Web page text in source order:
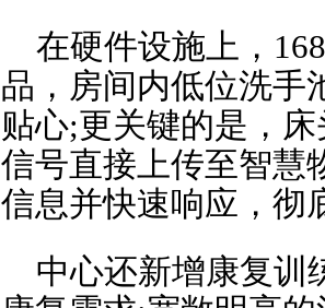
在硬件设施上，
品，房间内低位洗手
贴心;更关键的是，
信号直接上传至智慧
信息并快速响应，彻
中心还新增康复训